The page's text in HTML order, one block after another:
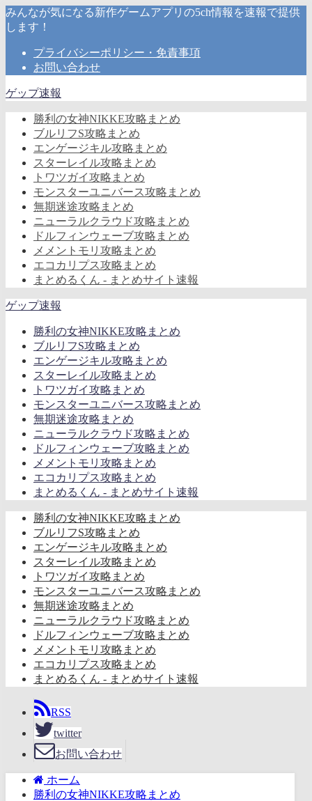
みんなが気になる新作ゲームアプリの5ch情報を速報で提供
します！
プライバシーポリシー・免責事項
お問い合わせ
ゲップ速報
勝利の女神NIKKE攻略まとめ
ブルリフS攻略まとめ
エンゲージキル攻略まとめ
スターレイル攻略まとめ
トワツガイ攻略まとめ
モンスターユニバース攻略まとめ
無期迷途攻略まとめ
ニューラルクラウド攻略まとめ
ドルフィンウェーブ攻略まとめ
メメントモリ攻略まとめ
エコカリプス攻略まとめ
まとめるくん - まとめサイト速報
ゲップ速報
勝利の女神NIKKE攻略まとめ
ブルリフS攻略まとめ
エンゲージキル攻略まとめ
スターレイル攻略まとめ
トワツガイ攻略まとめ
モンスターユニバース攻略まとめ
無期迷途攻略まとめ
ニューラルクラウド攻略まとめ
ドルフィンウェーブ攻略まとめ
メメントモリ攻略まとめ
エコカリプス攻略まとめ
まとめるくん - まとめサイト速報
勝利の女神NIKKE攻略まとめ
ブルリフS攻略まとめ
エンゲージキル攻略まとめ
スターレイル攻略まとめ
トワツガイ攻略まとめ
モンスターユニバース攻略まとめ
無期迷途攻略まとめ
ニューラルクラウド攻略まとめ
ドルフィンウェーブ攻略まとめ
メメントモリ攻略まとめ
エコカリプス攻略まとめ
まとめるくん - まとめサイト速報
RSS
twitter
お問い合わせ
ホーム
勝利の女神NIKKE攻略まとめ